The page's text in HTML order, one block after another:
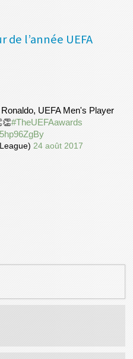
l’année UEFA
Ronaldo, UEFA Men's Player
#TheUEFAawards
24 août 2017